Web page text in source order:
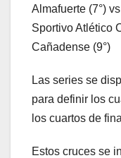
Almafuerte (7°)
Sportivo Atlético
Cañadense (9°)
Las series se
para definir los
los cuartos de
Estos cruces se